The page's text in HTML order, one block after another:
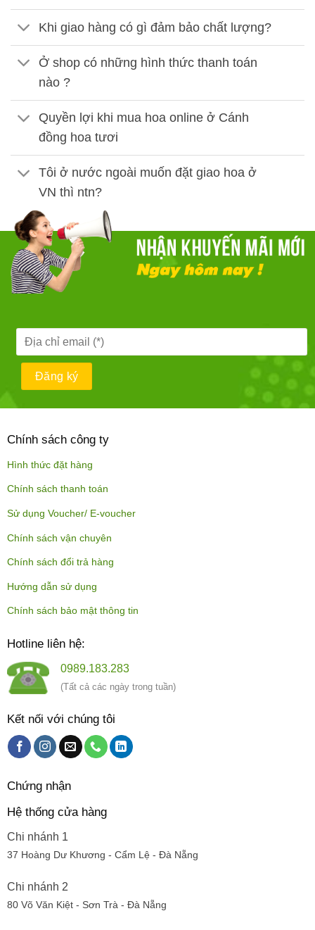
Khi giao hàng có gì đảm bảo chất lượng?
Ở shop có những hình thức thanh toán
nào ?
Quyền lợi khi mua hoa online ở Cánh
đồng hoa tươi
Tôi ở nước ngoài muốn đặt giao hoa ở
VN thì ntn?
Chính sách công ty
Hình thức đặt hàng
Chính sách thanh toán
Sử dụng Voucher/ E-voucher
Chính sách vận chuyên
Chính sách đổi trả hàng
Hướng dẫn sử dụng
Chính sách bảo mật thông tin
Hotline liên hệ:
0989.183.283
(Tất cả các ngày trong tuần)
Kết nối với chúng tôi
Chứng nhận
Hệ thống cửa hàng
Chi nhánh 1
37 Hoàng Dư Khương - Cẩm Lệ - Đà Nẵng
Chi nhánh 2
80 Võ Văn Kiệt - Sơn Trà - Đà Nẵng